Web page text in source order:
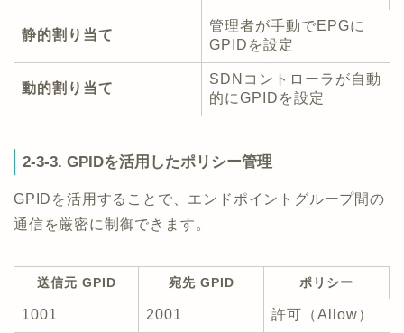
静的割り当て
管理者が手動でEPGに
GPIDを設定
動的割り当て
SDNコントローラが自動
的にGPIDを設定
2-3-3. GPIDを活用したポリシー管理
GPIDを活用することで、エンドポイントグループ間の
通信を厳密に制御できます。
送信元 GPID 宛先 GPID ポリシー
1001 2001 許可（Allow）